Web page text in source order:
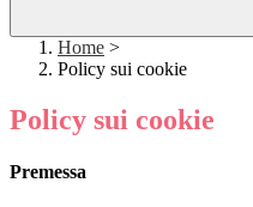
Home >
Policy sui cookie
Policy sui cookie
Premessa